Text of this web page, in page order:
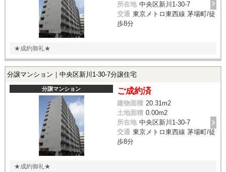
所在地 中央区新川1-30-7
交通 東京メトロ東西線 茅場町/徒
歩8分
★成約御礼★
分譲マンション｜中央区新川1-30-7分譲住宅
分譲マンション ご成約済
建物面積 20.31m2
土地面積 0.00m2
所在地 中央区新川1-30-7
交通 東京メトロ東西線 茅場町/徒
歩8分
★成約御礼★